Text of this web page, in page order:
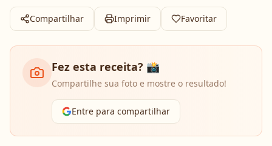
Compartilhar Imprimir Favoritar
Fez esta receita? 📸
Compartilhe sua foto e mostre o resultado!
Entre para compartilhar